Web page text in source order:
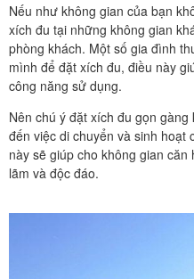
Nếu như không gian của bạn
xích đu tại những không gian
phòng khách. Một số gia đình
mình để đặt xích đu, điều này
công năng sử dụng.
Nên chú ý đặt xích đu gọn
đến việc di chuyển và sinh hoạt
này sẽ giúp cho không gian
lãm và độc đáo.